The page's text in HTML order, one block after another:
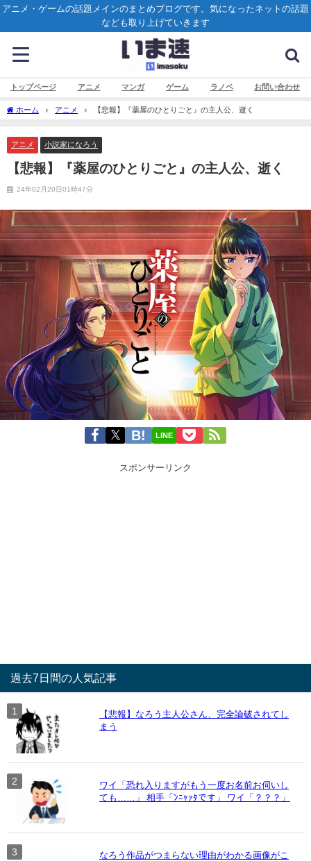
アニメ・ゲームの話題メインのまとめブログです。気になったネットの話題
なども取り上げていきます
トップページ アニメ マンガ ゲーム ラノベ お問い合わせ
ホーム アニメ 【悲報】『薬屋のひとりごと』の主人公、逝く
アニメ 小説家になろう
【悲報】『薬屋のひとりごと』の主人公、逝く
24年02月20日01時47分
LINE
スポンサーリンク
過去7日間の人気記事
【悲報】なろう主人公さん、完全論破されてし
まう
ワイ「恐れ入りますがもう一度お名前お伺いし
ても……」 相手「ﾝﾆｬｧﾀです」 ワイ「？？？」
なろう作品がつまらない理由がわかる画像がこ